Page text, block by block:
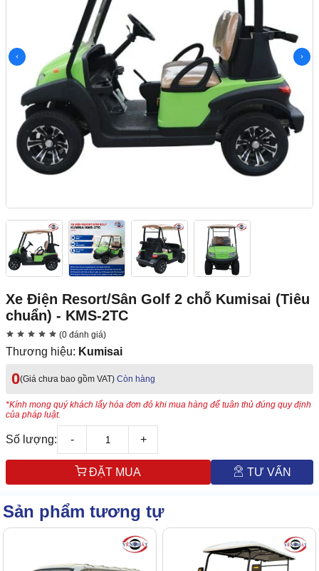
Xe Điện Resort/Sân Golf 2 chỗ Kumisai (Tiêu
chuẩn) - KMS-2TC
(0 đánh giá)
Thương hiệu: Kumisai
0(Giá chưa bao gồm VAT) Còn hàng
*Kính mong quý khách lấy hóa đơn đỏ khi mua hàng để tuân thủ đúng quy định
của pháp luật.
Số lượng: - +
ĐẶT MUA TƯ VẤN
Sản phẩm tương tự